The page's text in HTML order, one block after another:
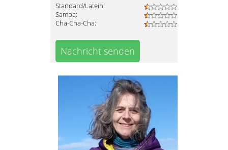
Standard/Latein:
Samba:
Cha-Cha-Cha:
Nachricht senden